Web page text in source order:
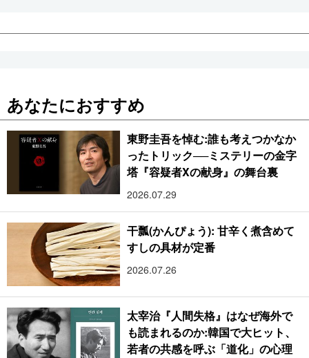
あなたにおすすめ
東野圭吾を悼む:誰も考えつかなか
ったトリック──ミステリーの金字
塔『容疑者Xの献身』の舞台裏
2026.07.29
干瓢(かんぴょう): 甘辛く煮含めて
すしの具材が定番
2026.07.26
太宰治『人間失格』はなぜ海外で
も読まれるのか:韓国で大ヒット、
若者の共感を呼ぶ「道化」の心理